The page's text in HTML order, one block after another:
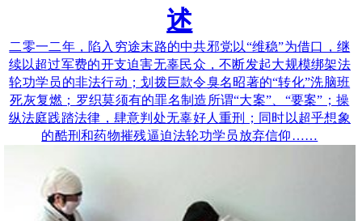
述
二零一二年，陷入穷途末路的中共邪党以“维稳”为借口，继
续以超过军费的开支迫害无辜民众，不断发起大规模绑架法
轮功学员的非法行动；划拨巨款令臭名昭著的“转化”洗脑班
死灰复燃；罗织莫须有的罪名制造所谓“大案”、“要案”；操
纵法庭践踏法律，肆意判处无辜好人重刑；同时以超乎想象
的酷刑和药物摧残逼迫法轮功学员放弃信仰……